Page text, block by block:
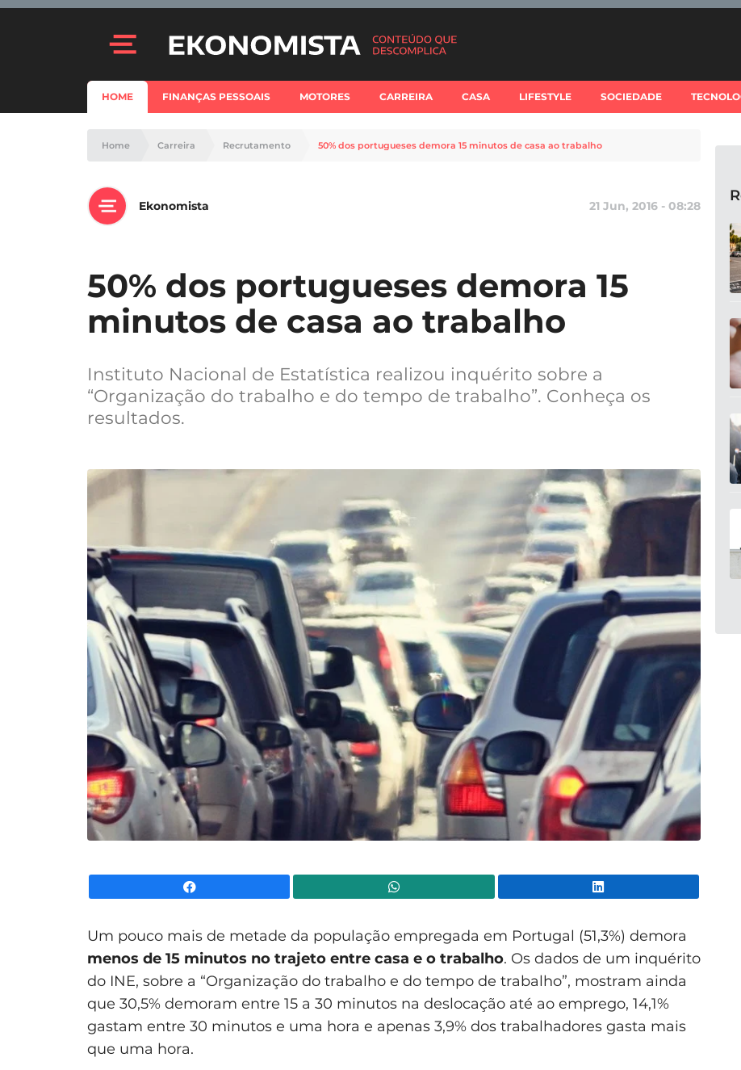
HOME FINANÇAS PESSOAIS MOTORES CARREIRA CASA LIFESTYLE SOCIEDADE
Home Carreira Recrutamento 50% dos portugueses demora 15 minutos de casa ao trabalho
Ekonomista 21 Jun, 2016 - 08:28
50% dos portugueses demora 15
minutos de casa ao trabalho
Instituto Nacional de Estatística realizou inquérito sobre a
“Organização do trabalho e do tempo de trabalho”. Conheça os
resultados.
Um pouco mais de metade da população empregada em Portugal (51,3%) demora
menos de 15 minutos no trajeto entre casa e o trabalho. Os dados de um inquérito
do INE, sobre a “Organização do trabalho e do tempo de trabalho”, mostram ainda
que 30,5% demoram entre 15 a 30 minutos na deslocação até ao emprego, 14,1%
gastam entre 30 minutos e uma hora e apenas 3,9% dos trabalhadores gasta mais
que uma hora.